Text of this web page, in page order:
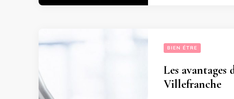
BIEN ÉTRE
Les avantages
Villefranche